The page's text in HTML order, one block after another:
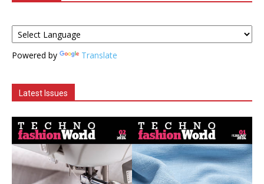
Powered by Translate
Latest Issues